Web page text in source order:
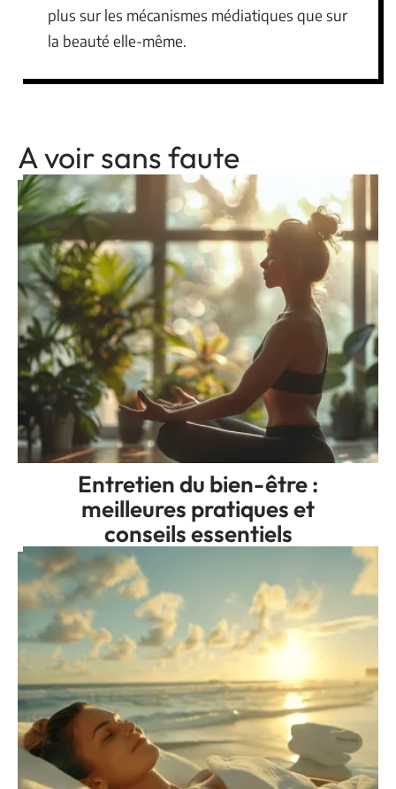
plus sur les mécanismes médiatiques que sur
la beauté elle-même.
A voir sans faute
Entretien du bien-être :
meilleures pratiques et
conseils essentiels